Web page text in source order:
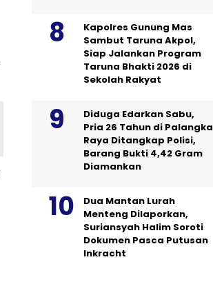
Kapolres Gunung Mas
Sambut Taruna Akpol,
Siap Jalankan Program
Taruna Bhakti 2026 di
Sekolah Rakyat
Diduga Edarkan Sabu,
Pria 26 Tahun di Palangka
Raya Ditangkap Polisi,
Barang Bukti 4,42 Gram
Diamankan
Dua Mantan Lurah
Menteng Dilaporkan,
Suriansyah Halim Soroti
Dokumen Pasca Putusan
Inkracht